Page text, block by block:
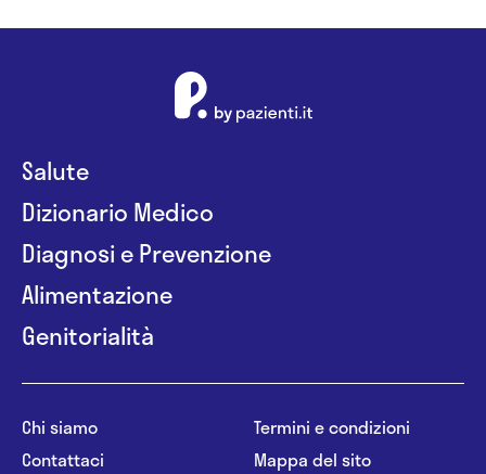
Salute
Dizionario Medico
Diagnosi e Prevenzione
Alimentazione
Genitorialità
Chi siamo
Contattaci
Termini e condizioni
Mappa del sito